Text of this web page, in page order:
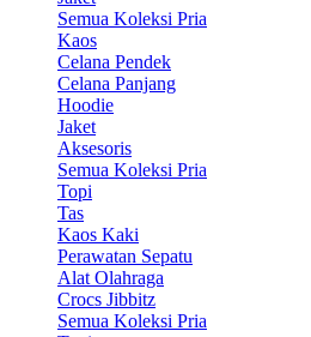
Semua Koleksi Pria
Kaos
Celana Pendek
Celana Panjang
Hoodie
Jaket
Aksesoris
Semua Koleksi Pria
Topi
Tas
Kaos Kaki
Perawatan Sepatu
Alat Olahraga
Crocs Jibbitz
Semua Koleksi Pria